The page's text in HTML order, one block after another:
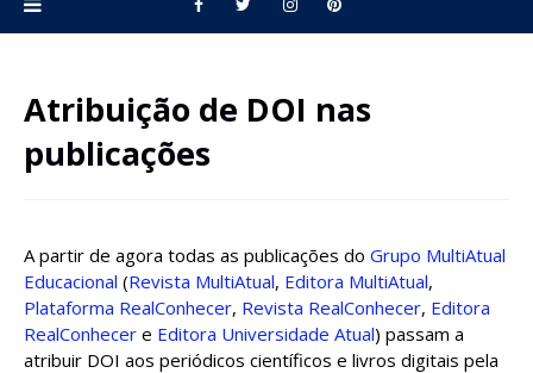
Atribuição de DOI nas
publicações
A partir de agora todas as publicações do Grupo MultiAtual
Educacional (Revista MultiAtual, Editora MultiAtual,
Plataforma RealConhecer, Revista RealConhecer, Editora
RealConhecer e Editora Universidade Atual) passam a
atribuir DOI aos periódicos científicos e livros digitais pela